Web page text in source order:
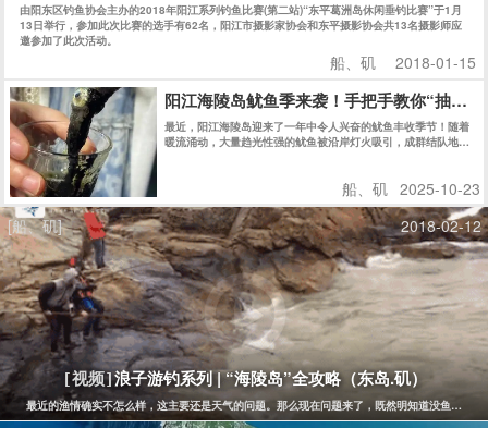
由阳东区钓鱼协会主办的2018年阳江系列钓鱼比赛(第二站)“东平葛洲岛休闲垂钓比赛”于1月
13日举行，参加此次比赛的选手有62名，阳江市摄影家协会和东平摄影协会共13名摄影师应
邀参加了此次活动。
船、矶 2018-01-15
阳江海陵岛鱿鱼季来袭！手把手教你“抽鱿
最近，阳江海陵岛迎来了一年中令人兴奋的鱿鱼丰收季节！随着
暖流涌动，大量趋光性强的鱿鱼被沿岸灯火吸引，成群结队地游
船、矶 2025-10-23
[船、矶]
2018-02-12
[视频]浪子游钓系列 | “海陵岛”全攻略（东岛.矶）
最近的渔情确实不怎么样，这主要还是天气的问题。那么现在问题来了，既然明知道没鱼还花